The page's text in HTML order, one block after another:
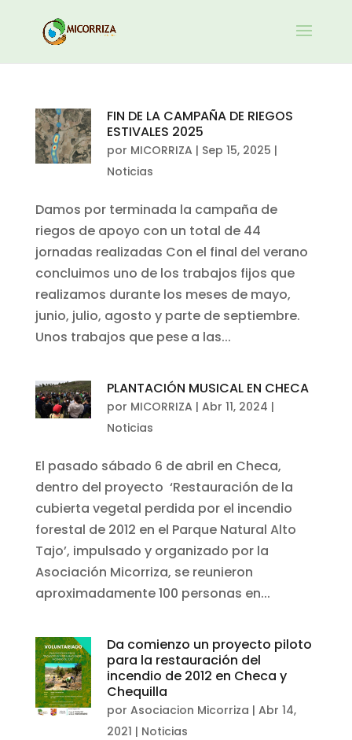
FIN DE LA CAMPAÑA DE RIEGOS
ESTIVALES 2025
por MICORRIZA | Sep 15, 2025 |
Noticias
Damos por terminada la campaña de
riegos de apoyo con un total de 44
jornadas realizadas Con el final del verano
concluimos uno de los trabajos fijos que
realizamos durante los meses de mayo,
junio, julio, agosto y parte de septiembre.
Unos trabajos que pese a las...
PLANTACIÓN MUSICAL EN CHECA
por MICORRIZA |Abr 11, 2024 |
Noticias
El pasado sábado 6 de abril en Checa,
dentro del proyecto ‘Restauración de la
cubierta vegetal perdida por el incendio
forestal de 2012 en el Parque Natural Alto
Tajo’, impulsado y organizado por la
Asociación Micorriza, se reunieron
aproximadamente 100 personas en...
Da comienzo un proyecto piloto
para la restauración del
incendio de 2012 en Checa y
Chequilla
porAsociacion Micorriza |Abr 14,
2021 | Noticias